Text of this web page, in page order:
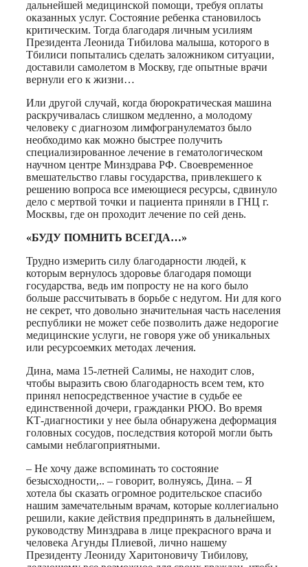
дальнейшей медицинской помощи, требуя оплаты
оказанных услуг. Состояние ребенка становилось
критическим. Тогда благодаря личным усилиям
Президента Леонида Тибилова малыша, которого в
Тбилиси попытались сделать заложником ситуации,
доставили самолетом в Москву, где опытные врачи
вернули его к жизни…
Или другой случай, когда бюрократическая машина
раскручивалась слишком медленно, а молодому
человеку с диагнозом лимфогранулематоз было
необходимо как можно быстрее получить
специализированное лечение в гематологическом
научном центре Минздрава РФ. Своевременное
вмешательство главы государства, привлекшего к
решению вопроса все имеющиеся ресурсы, сдвинуло
дело с мертвой точки и пациента приняли в ГНЦ г.
Москвы, где он проходит лечение по сей день.
«БУДУ ПОМНИТЬ ВСЕГДА…»
Трудно измерить силу благодарности людей, к
которым вернулось здоровье благодаря помощи
государства, ведь им попросту не на кого было
больше рассчитывать в борьбе с недугом. Ни для кого
не секрет, что довольно значительная часть населения
республики не может себе позволить даже недорогие
медицинские услуги, не говоря уже об уникальных
или ресурсоемких методах лечения.
Дина, мама 15-летней Салимы, не находит слов,
чтобы выразить свою благодарность всем тем, кто
принял непосредственное участие в судьбе ее
единственной дочери, гражданки РЮО. Во время
КТ-диагностики у нее была обнаружена деформация
головных сосудов, последствия которой могли быть
самыми неблагоприятными.
– Не хочу даже вспоминать то состояние
безысходности,.. – говорит, волнуясь, Дина. – Я
хотела бы сказать огромное родительское спасибо
нашим замечательным врачам, которые коллегиально
решили, какие действия предпринять в дальнейшем,
руководству Минздрава в лице прекрасного врача и
человека Агунды Плиевой, лично нашему
Президенту Леониду Харитоновичу Тибилову,